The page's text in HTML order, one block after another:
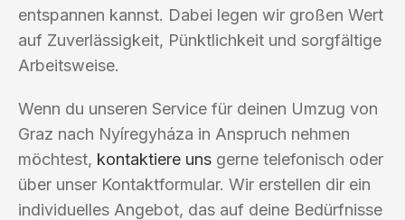
entspannen kannst. Dabei legen wir großen Wert
auf Zuverlässigkeit, Pünktlichkeit und sorgfältige
Arbeitsweise.
Wenn du unseren Service für deinen Umzug von
Graz nach Nyíregyháza in Anspruch nehmen
möchtest, kontaktiere uns gerne telefonisch oder
über unser Kontaktformular. Wir erstellen dir ein
individuelles Angebot, das auf deine Bedürfnisse